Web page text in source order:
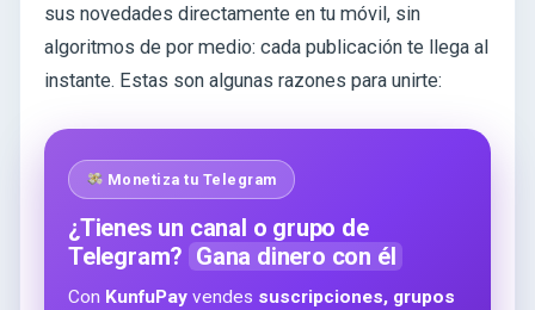
sus novedades directamente en tu móvil, sin
algoritmos de por medio: cada publicación te llega al
instante. Estas son algunas razones para unirte:
Monetiza tu Telegram
¿Tienes un canal o grupo de
Telegram? Gana dinero con él
Con KunfuPay vendes suscripciones, grupos